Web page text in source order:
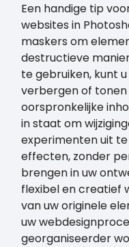
Een handige tip
websites in
maskers om
destructieve
te gebruiken, kunt
verbergen of
oorspronkelijke
in staat om
experimenten uit
effecten, zonder
brengen in uw
flexibel en creatief
van uw originele
uw
georganiseerder